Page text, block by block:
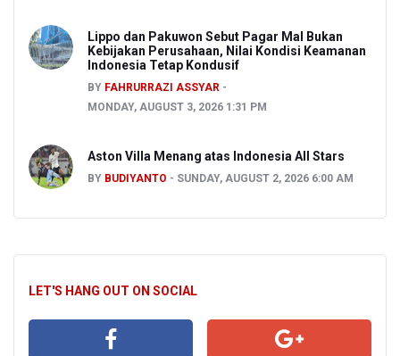
Lippo dan Pakuwon Sebut Pagar Mal Bukan
Kebijakan Perusahaan, Nilai Kondisi Keamanan
Indonesia Tetap Kondusif
BY FAHRURRAZI ASSYAR
MONDAY, AUGUST 3, 2026 1:31 PM
Aston Villa Menang atas Indonesia All Stars
BY BUDIYANTO SUNDAY, AUGUST 2, 2026 6:00 AM
LET'S HANG OUT ON SOCIAL